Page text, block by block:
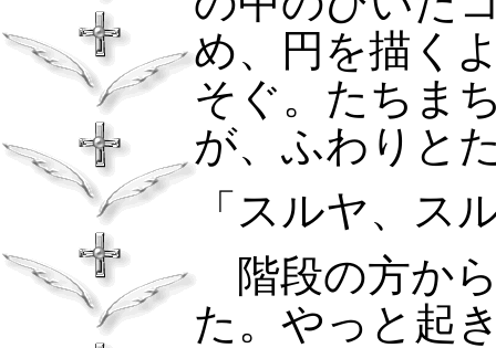
め、円を描く
そぐ。たちま
が、ふわりと
「スルヤ、ス
階段の方か
た。やっと